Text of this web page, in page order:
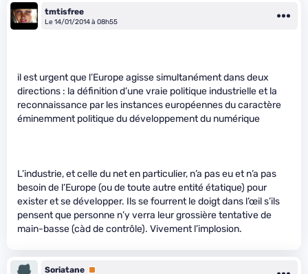
tmtisfree
Le 14/01/2014 à 08h55
il est urgent que l’Europe agisse simultanément dans deux
directions : la définition d’une vraie politique industrielle et la
reconnaissance par les instances européennes du caractère
éminemment politique du développement du numérique
L’industrie, et celle du net en particulier, n’a pas eu et n’a pas
besoin de l’Europe (ou de toute autre entité étatique) pour
exister et se développer. Ils se fourrent le doigt dans l’œil s’ils
pensent que personne n’y verra leur grossière tentative de
main-basse (càd de contrôle). Vivement l’implosion.
Soriatane Premium